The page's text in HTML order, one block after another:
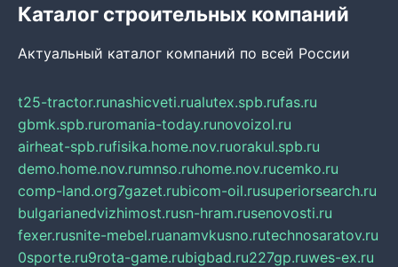
Каталог строительных компаний
Актуальный каталог компаний по всей России
t25-tractor.runashicveti.rualutex.spb.rufas.ru
gbmk.spb.ruromania-today.runovoizol.ru
airheat-spb.rufisika.home.nov.ruorakul.spb.ru
demo.home.nov.rumnso.ruhome.nov.rucemko.ru
comp-land.org7gazet.rubicom-oil.rusuperiorsearch.ru
bulgarianedvizhimost.rusn-hram.rusenovosti.ru
fexer.rusnite-mebel.ruanamvkusno.rutechnosaratov.ru
0sporte.ru9rota-game.rubigbad.ru227gp.ruwes-ex.ru